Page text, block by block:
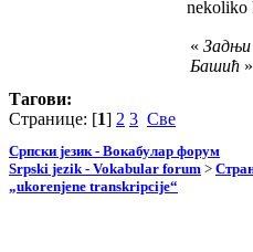
nekoliko
« Задњи
Башић »
Тагови:
Странице: [1] 2 3 Све
Српски језик - Вокабулар форум
Srpski jezik - Vokabular forum >
„ukorenjene transkripcije“